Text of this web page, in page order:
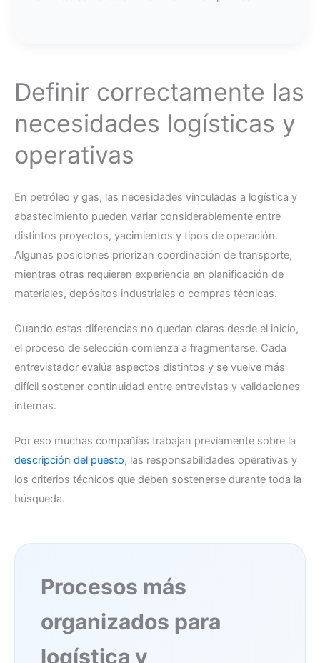
Definir correctamente las
necesidades logísticas y
operativas
En petróleo y gas, las necesidades vinculadas a logística y
abastecimiento pueden variar considerablemente entre
distintos proyectos, yacimientos y tipos de operación.
Algunas posiciones priorizan coordinación de transporte,
mientras otras requieren experiencia en planificación de
materiales, depósitos industriales o compras técnicas.
Cuando estas diferencias no quedan claras desde el inicio,
el proceso de selección comienza a fragmentarse. Cada
entrevistador evalúa aspectos distintos y se vuelve más
difícil sostener continuidad entre entrevistas y validaciones
internas.
Por eso muchas compañías trabajan previamente sobre la
descripción del puesto, las responsabilidades operativas y
los criterios técnicos que deben sostenerse durante toda la
búsqueda.
Procesos más
organizados para
logística y